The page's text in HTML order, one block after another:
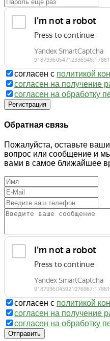
согласен с политикой
согласен на получение
согласен на обработку
Регистрация
Обратная связь
Пожалуйста, оставьте
вопрос или сообщение и
вами в самое ближайшее
согласен с политикой
согласен на получение
согласен на обработку
Отправить